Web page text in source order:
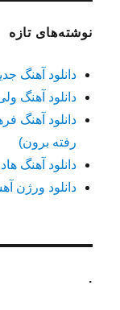
نوشته‌های تازه
دانلود آهنگ
دانلود آهنگ
دانلود آهنگ
رفته برون)
دانلود آهنگ
دانلود ورژن
.